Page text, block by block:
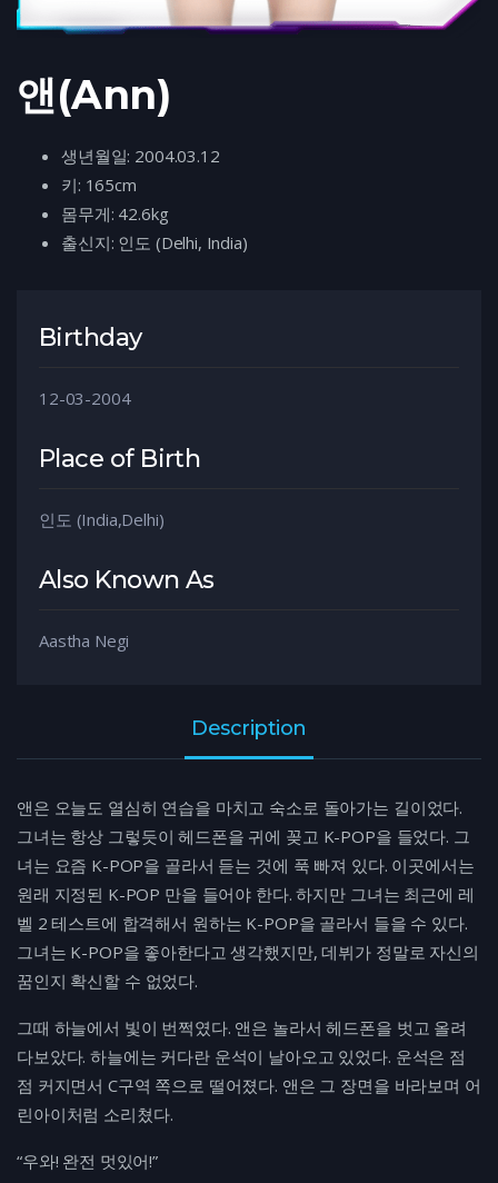
앤(Ann)
생년월일: 2004.03.12
키: 165cm
몸무게: 42.6kg
출신지: 인도 (Delhi, India)
Birthday
12-03-2004
Place of Birth
인도 (India,Delhi)
Also Known As
Aastha Negi
Description
앤은 오늘도 열심히 연습을 마치고 숙소로 돌아가는 길이었다.
그녀는 항상 그렇듯이 헤드폰을 귀에 꽂고 K-POP을 들었다. 그
녀는 요즘 K-POP을 골라서 듣는 것에 푹 빠져 있다. 이곳에서는
원래 지정된 K-POP 만을 들어야 한다. 하지만 그녀는 최근에 레
벨 2 테스트에 합격해서 원하는 K-POP을 골라서 들을 수 있다.
그녀는 K-POP을 좋아한다고 생각했지만, 데뷔가 정말로 자신의
꿈인지 확신할 수 없었다.
그때 하늘에서 빛이 번쩍였다. 앤은 놀라서 헤드폰을 벗고 올려
다보았다. 하늘에는 커다란 운석이 날아오고 있었다. 운석은 점
점 커지면서 C구역 쪽으로 떨어졌다. 앤은 그 장면을 바라보며 어
린아이처럼 소리쳤다.
“우와! 완전 멋있어!”